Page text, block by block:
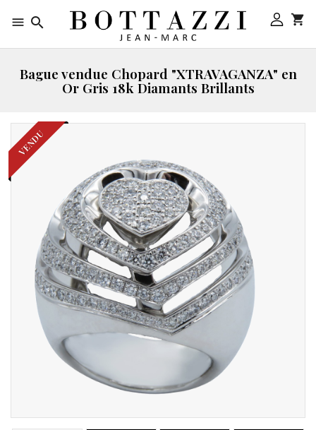
  
Bague vendue Chopard "XTRAVAGANZA" en
Or Gris 18k Diamants Brillants
VENDU